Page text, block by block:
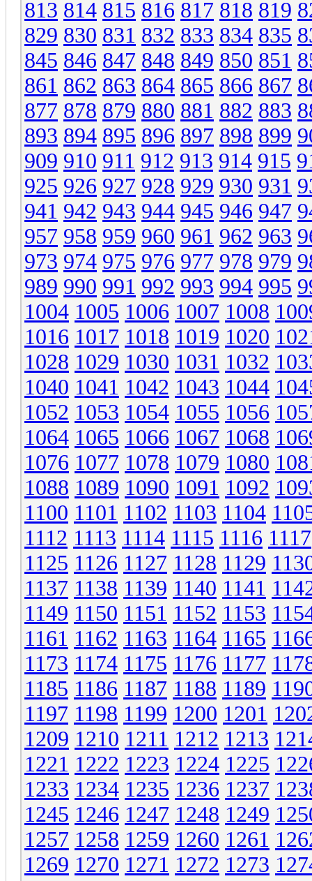
813 814 815 816 817 818 819
829 830 831 832 833 834 835
845 846 847 848 849 850 851
861 862 863 864 865 866 867
877 878 879 880 881 882 883
893 894 895 896 897 898 899
909 910 911 912 913 914 915
925 926 927 928 929 930 931
941 942 943 944 945 946 947
957 958 959 960 961 962 963
973 974 975 976 977 978 979
989 990 991 992 993 994 995
1004 1005 1006 1007 1008
1016 1017 1018 1019 1020
1028 1029 1030 1031 1032
1040 1041 1042 1043 1044
1052 1053 1054 1055 1056
1064 1065 1066 1067 1068
1076 1077 1078 1079 1080
1088 1089 1090 1091 1092
1100 1101 1102 1103 1104
1112 1113 1114 1115 1116 1117
1125 1126 1127 1128 1129
1137 1138 1139 1140 1141
1149 1150 1151 1152 1153
1161 1162 1163 1164 1165
1173 1174 1175 1176 1177
1185 1186 1187 1188 1189
1197 1198 1199 1200 1201
1209 1210 1211 1212 1213
1221 1222 1223 1224 1225
1233 1234 1235 1236 1237
1245 1246 1247 1248 1249
1257 1258 1259 1260 1261
1269 1270 1271 1272 1273